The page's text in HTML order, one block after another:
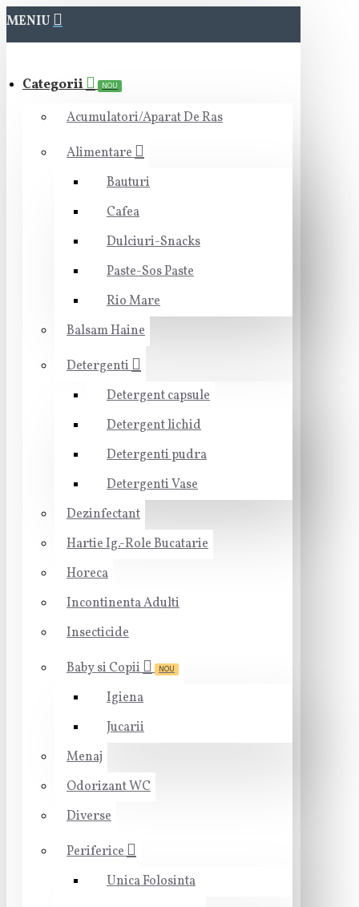
MENIU
Categorii NOU
Acumulatori/Aparat De Ras
Alimentare
Bauturi
Cafea
Dulciuri-Snacks
Paste-Sos Paste
Rio Mare
Balsam Haine
Detergenti
Detergent capsule
Detergent lichid
Detergenti pudra
Detergenti Vase
Dezinfectant
Hartie Ig.-Role Bucatarie
Horeca
Incontinenta Adulti
Insecticide
Baby si Copii
NOU
Igiena
Jucarii
Menaj
Odorizant WC
Diverse
Periferice
Unica Folosinta